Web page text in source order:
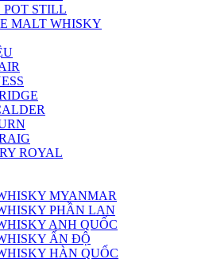
POT STILL
MALT WHISKY
ROYAL
MYANMAR
PHẦN LAN
ANH QUỐC
ẤN ĐỘ
HÀN QUỐC